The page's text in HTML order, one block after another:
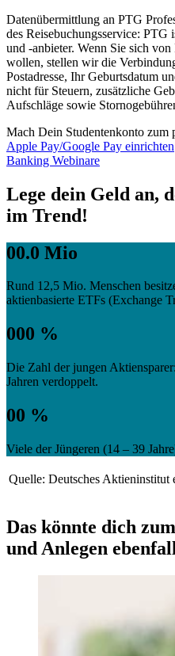
Datenübermittlung an PTG
des Reisebuchungsservice: PTG
und -anbieter. Wenn Sie sich
wollen, stellen wir die
Postadresse, Ihr Geburtsdatum
nicht für Steuern, zusätzliche
Aufschläge sowie
Mach Dein Studentenkonto zum
Apple Pay/Google Pay einrichten
Banking Webinare
Lege dein Geld an,
im Trend!
00.0 Mio
Rund 12,5 Mio. Menschen
aktienbasierte ETFs (Exchange
000 %
Die Zahl der jungen
Jahren verdoppelt.
00 %
Viele der Jüngeren (14 – 39
Quelle: Deutsches Aktieninstitut
Das könnte dich
und Anlegen